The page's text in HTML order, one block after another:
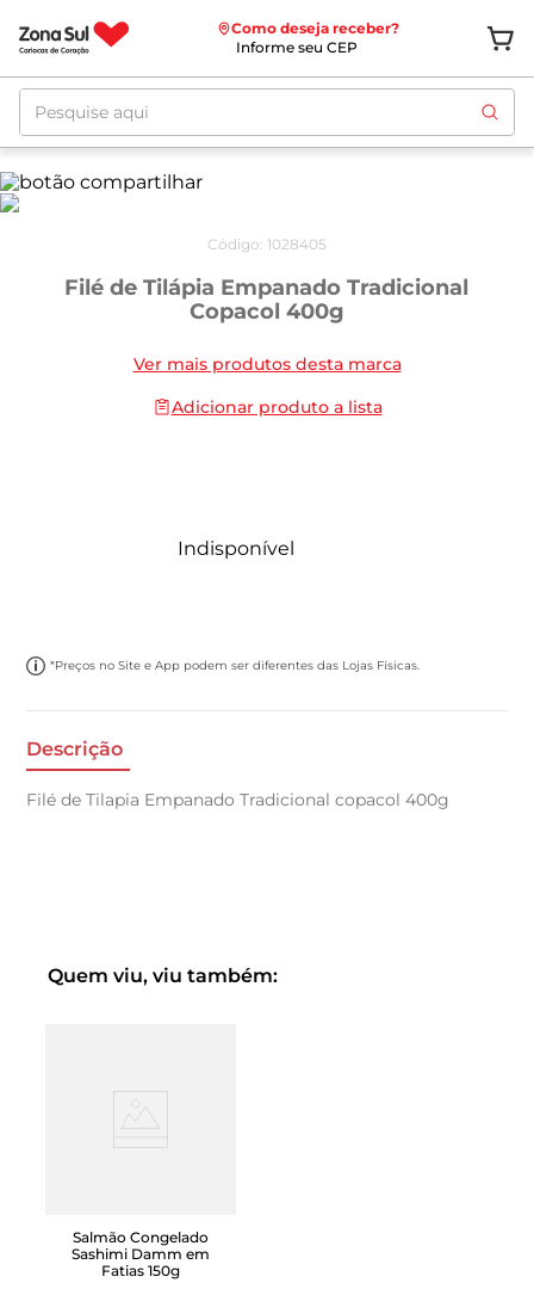
Como deseja receber?
Informe seu CEP
Pesquise aqui
Código: 1028405
Filé de Tilápia Empanado Tradicional
Copacol 400g
Ver mais produtos desta marca
Adicionar produto a lista
Indisponível
*Preços no Site e App podem ser diferentes das Lojas Físicas.
Descrição
Filé de Tilapia Empanado Tradicional copacol 400g
Quem viu, viu também:
Salmão Congelado
Sashimi Damm em
Fatias 150g